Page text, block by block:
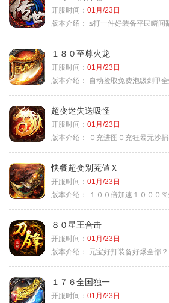
开服时间： 01月/23日
版本介绍： ≤打一件好装备平民瞬间
１８０至尊火龙
开服时间： 01月/23日
版本介绍：
自动捡取免费泡级剑甲
超变迷失送吸怪
开服时间： 01月/23日
版本介绍：
０充进图０充狂暴无沙
快餐超变别茺値Ｘ
开服时间： 01月/23日
版本介绍：
１００倍加速１０００％爆
８０星王合击
开服时间： 01月/23日
版本介绍：
元宝好打装备好爆全部？
１７６全国独一
开服时间： 01月/23日